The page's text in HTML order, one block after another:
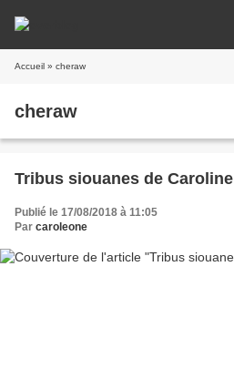
Accueil » cheraw
cheraw
Tribus siouanes de Caroline
Publié le 17/08/2018 à 11:05
Par caroleone